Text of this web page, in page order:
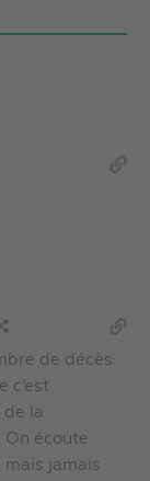
de décès:
c’est
de la
On écoute
mais jamais